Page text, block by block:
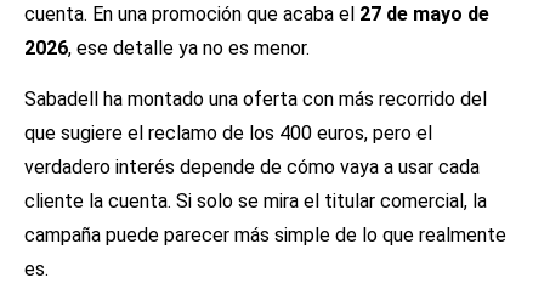
cuenta. En una promoción que acaba el 27 de mayo de
2026, ese detalle ya no es menor.
Sabadell ha montado una oferta con más recorrido del
que sugiere el reclamo de los 400 euros, pero el
verdadero interés depende de cómo vaya a usar cada
cliente la cuenta. Si solo se mira el titular comercial, la
campaña puede parecer más simple de lo que realmente
es.